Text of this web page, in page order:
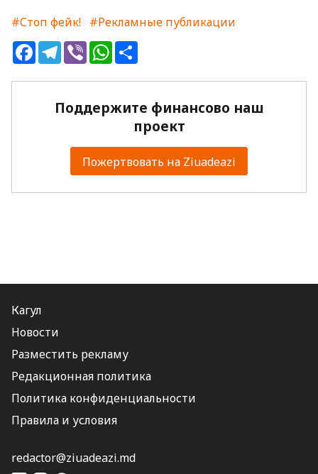
#Стоп фейк! #Рекламные публикации
FacebookTelegram
ViberWhatsApp
Поддержите финансово наш
проект
Пожертвовать на Ziuadeazi
Кагул
Новости
Разместить рекламу
Редакционная политика
Политика конфиденциальности
Правила и условия
redactor@ziuadeazi.md